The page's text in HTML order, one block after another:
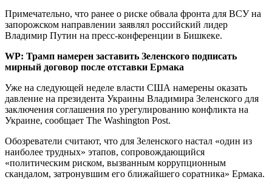
Примечательно, что ранее о риске обвала фронта для ВСУ на
запорожском направлении заявлял российский лидер
Владимир Путин на пресс-конференции в Бишкеке.
WP: Трамп намерен заставить Зеленского подписать
мирный договор после отставки Ермака
Уже на следующей неделе власти США намерены оказать
давление на президента Украины Владимира Зеленского для
заключения соглашения по урегулированию конфликта на
Украине, сообщает The Washington Post.
Обозреватели считают, что для Зеленского настал «один из
наиболее трудных» этапов, сопровождающийся
«политическим риском, вызванным коррупционным
скандалом, затронувшим его ближайшего соратника» Ермака.